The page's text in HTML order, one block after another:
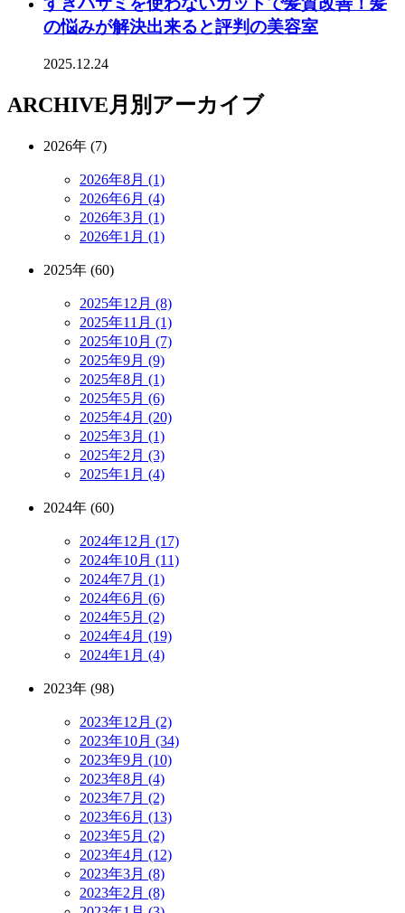
の悩みが解決出来ると評判の美容室
2025.12.24
ARCHIVE月別アーカイブ
2026年 (7)
2026年8月 (1)
2026年6月 (4)
2026年3月 (1)
2026年1月 (1)
2025年 (60)
2025年12月 (8)
2025年11月 (1)
2025年10月 (7)
2025年9月 (9)
2025年8月 (1)
2025年5月 (6)
2025年4月 (20)
2025年3月 (1)
2025年2月 (3)
2025年1月 (4)
2024年 (60)
2024年12月 (17)
2024年10月 (11)
2024年7月 (1)
2024年6月 (6)
2024年5月 (2)
2024年4月 (19)
2024年1月 (4)
2023年 (98)
2023年12月 (2)
2023年10月 (34)
2023年9月 (10)
2023年8月 (4)
2023年7月 (2)
2023年6月 (13)
2023年5月 (2)
2023年4月 (12)
2023年3月 (8)
2023年2月 (8)